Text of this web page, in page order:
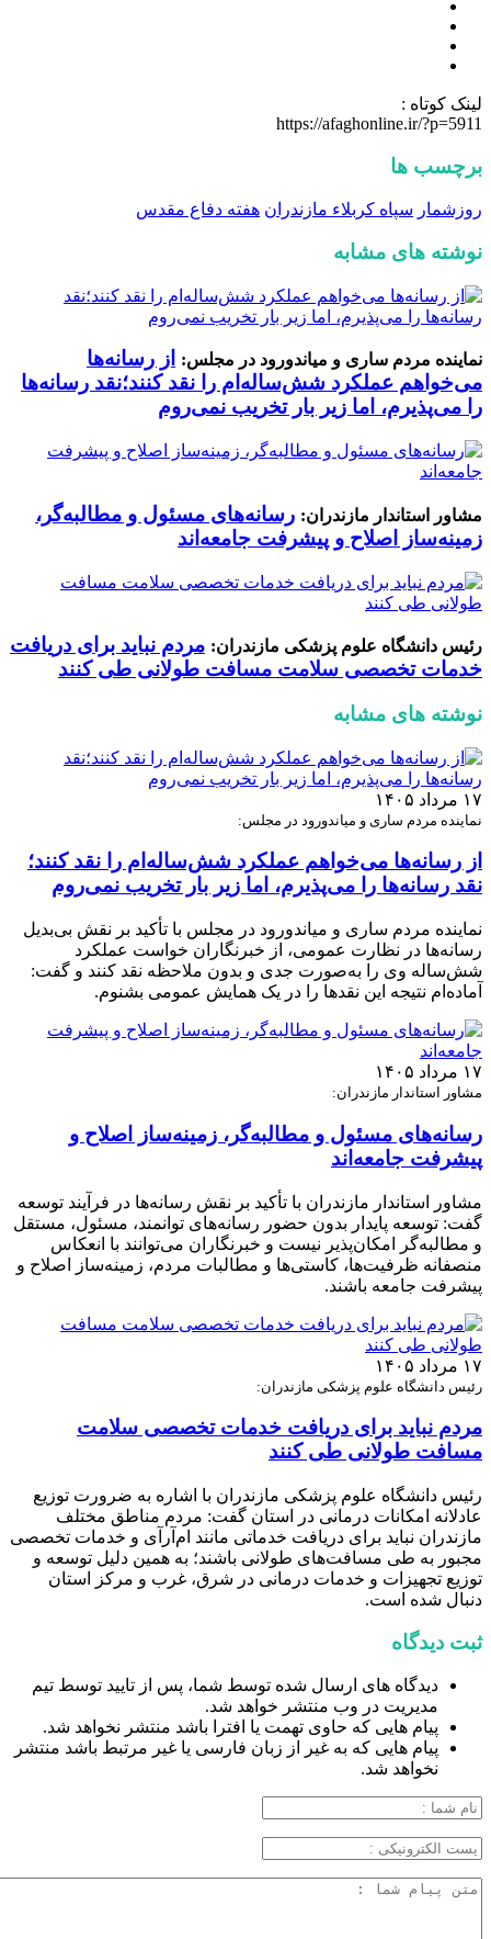
لینک کوتاه :
https://afaghonline.ir/?p=5911
برچسب ها
روزشمار سپاه کربلاء مازندران هفته دفاع مقدس
نوشته های مشابه
نماینده مردم ساری و میاندورود در مجلس:
از رسانه‌ها
می‌خواهم عملکرد شش‌ساله‌ام را نقد کنند؛نقد رسانه‌ها
را می‌پذیرم، اما زیر بار تخریب نمی‌روم
مشاور استاندار مازندران: رسانه‌های مسئول و مطالبه‌گر،
زمینه‌ساز اصلاح و پیشرفت جامعه‌اند
رئیس دانشگاه علوم پزشکی مازندران: مردم نباید برای دریافت
خدمات تخصصی سلامت مسافت طولانی طی کنند
نوشته های مشابه
۱۷ مرداد ۱۴۰۵
نماینده مردم ساری و میاندورود در مجلس:
از رسانه‌ها می‌خواهم عملکرد شش‌ساله‌ام را نقد کنند؛
نقد رسانه‌ها را می‌پذیرم، اما زیر بار تخریب نمی‌روم
نماینده مردم ساری و میاندورود در مجلس با تأکید بر نقش بی‌بدیل
رسانه‌ها در نظارت عمومی، از خبرنگاران خواست عملکرد
شش‌ساله وی را به‌صورت جدی و بدون ملاحظه نقد کنند و گفت:
آماده‌ام نتیجه این نقدها را در یک همایش عمومی بشنوم.
۱۷ مرداد ۱۴۰۵
مشاور استاندار مازندران:
رسانه‌های مسئول و مطالبه‌گر، زمینه‌ساز اصلاح و
پیشرفت جامعه‌اند
مشاور استاندار مازندران با تأکید بر نقش رسانه‌ها در فرآیند توسعه
گفت: توسعه پایدار بدون حضور رسانه‌های توانمند، مسئول، مستقل
و مطالبه‌گر امکان‌پذیر نیست و خبرنگاران می‌توانند با انعکاس
منصفانه ظرفیت‌ها، کاستی‌ها و مطالبات مردم، زمینه‌ساز اصلاح و
پیشرفت جامعه باشند.
۱۷ مرداد ۱۴۰۵
رئیس دانشگاه علوم پزشکی مازندران:
مردم نباید برای دریافت خدمات تخصصی سلامت
مسافت طولانی طی کنند
رئیس دانشگاه علوم پزشکی مازندران با اشاره به ضرورت توزیع
عادلانه امکانات درمانی در استان گفت: مردم مناطق مختلف
مازندران نباید برای دریافت خدماتی مانند ام‌آر‌آی و خدمات تخصصی
مجبور به طی مسافت‌های طولانی باشند؛ به همین دلیل توسعه و
توزیع تجهیزات و خدمات درمانی در شرق، غرب و مرکز استان
دنبال شده است.
ثبت دیدگاه
دیدگاه های ارسال شده توسط شما، پس از تایید توسط تیم
مدیریت در وب منتشر خواهد شد.
پیام هایی که حاوی تهمت یا افترا باشد منتشر نخواهد شد.
پیام هایی که به غیر از زبان فارسی یا غیر مرتبط باشد منتشر
نخواهد شد.